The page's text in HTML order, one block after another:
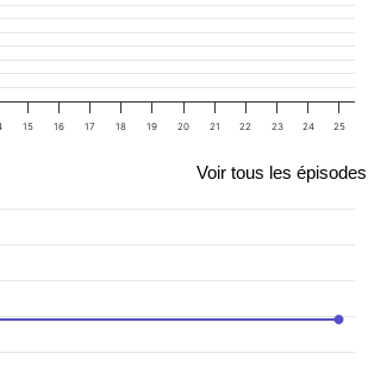
15 16 17 18 19 20 21 22 23 24 25
Voir tous les épisodes